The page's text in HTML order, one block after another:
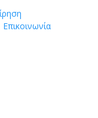
Επικοινωνία